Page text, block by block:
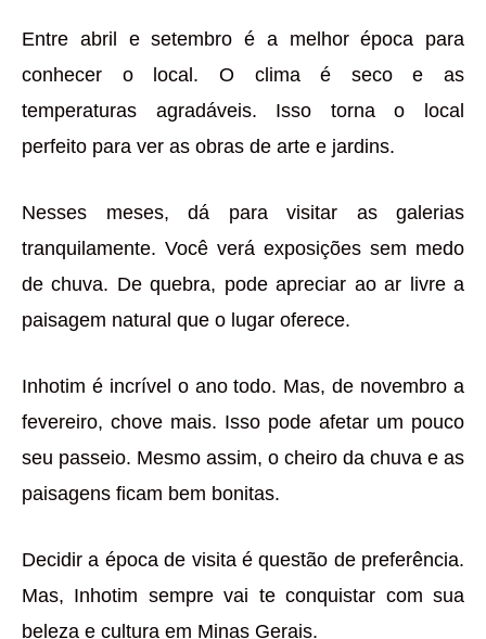
Entre abril e setembro é a melhor época para
conhecer o local. O clima é seco e as
temperaturas agradáveis. Isso torna o local
perfeito para ver as obras de arte e jardins.
Nesses meses, dá para visitar as galerias
tranquilamente. Você verá exposições sem medo
de chuva. De quebra, pode apreciar ao ar livre a
paisagem natural que o lugar oferece.
Inhotim é incrível o ano todo. Mas, de novembro a
fevereiro, chove mais. Isso pode afetar um pouco
seu passeio. Mesmo assim, o cheiro da chuva e as
paisagens ficam bem bonitas.
Decidir a época de visita é questão de preferência.
Mas, Inhotim sempre vai te conquistar com sua
beleza e cultura em Minas Gerais.